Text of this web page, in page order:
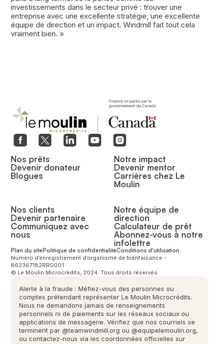
investissements dans le secteur privé : trouver une
entreprise avec une excellente stratégie, une excellente
équipe de direction et un impact. Windmill fait tout cela
vraiment bien. »
Nos prêts
Devenir donateur
Blogues
Notre impact
Devenir mentor
Carrières chez Le
Moulin
Nos clients
Devenir partenaire
Communiquez avec
nous
Notre équipe de
direction
Calculateur de prêt
Abonnez-vous à notre
infolettre
Numéro d’enregistrement d’organisme de bienfaisance -
862367182RR0001
© Le Moulin Microcrédits, 2024. Tous droits réservés.
Plan du site Politique de confidentialitéConditions d'utilisation
Alerte à la fraude : Méfiez-vous des personnes ou
comptes prétendant représenter Le Moulin Microcrédits.
Nous ne demandons jamais de renseignements
personnels ni de paiements sur les réseaux sociaux ou
applications de messagerie. Vérifiez que nos courriels se
terminent par @teamwindmill.org ou @equipelemoulin.org,
ou contactez-nous via les coordonnées officielles sur